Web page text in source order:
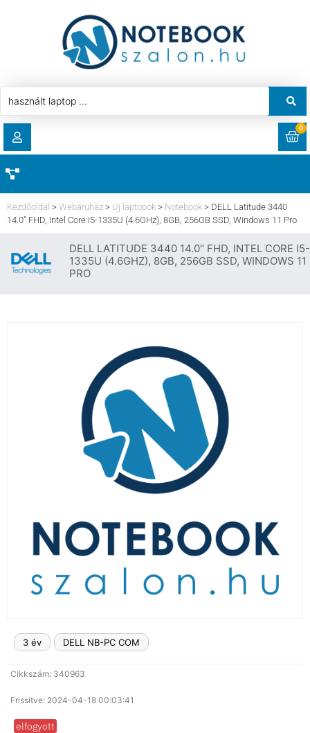
LETÖLTÉSEK
CÍMEK
0
HASZNÁLT LAPTOP
AKCIÓ
KOMPONENS
LAPTOP SZERVIZ
Kezdőoldal > Webáruház > Új laptopok > Notebook > DELL Latitude 3440
14.0″ FHD, Intel Core i5-1335U (4.6GHz), 8GB, 256GB SSD, Windows 11 Pro
DELL LATITUDE 3440 14.0" FHD, INTEL CORE I5-
1335U (4.6GHZ), 8GB, 256GB SSD, WINDOWS 11
PRO
3 év DELL NB-PC COM
Cikkszám: 340963
Frissítve: 2024-04-18 00:03:41
elfogyott